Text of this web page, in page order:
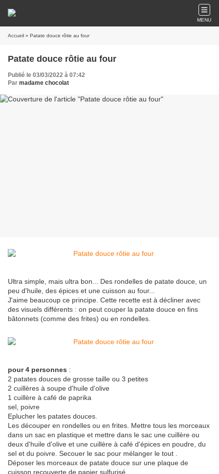
MENU
Accueil » Patate douce rôtie au four
Patate douce rôtie au four
Publié le 03/03/2022 à 07:42
Par madame chocolat
Ultra simple, mais ultra bon... Des rondelles de patate douce, un
peu d'huile, des épices et une cuisson au four...
J'aime beaucoup ce principe. Cette recette est à décliner avec
des visuels différents : on peut couper la patate douce en fins
bâtonnets (comme des frites) ou en rondelles.
pour 4 personnes :
2 patates douces de grosse taille ou 3 petites
2 cuillères à soupe d'huile d'olive
1 cuillère à café de paprika
sel, poivre
Eplucher les patates douces.
Les découper en rondelles ou en frites. Mettre tous les morceaux
dans un sac en plastique et mettre dans le sac une cuillère ou
deux d'huile d'olive et une cuillère à café d'épices en poudre, du
sel et du poivre. Secouer le sac pour mélanger le tout .
Déposer les morceaux de patate douce sur une plaque de
cuisson recouverte de papier sulfurisé.